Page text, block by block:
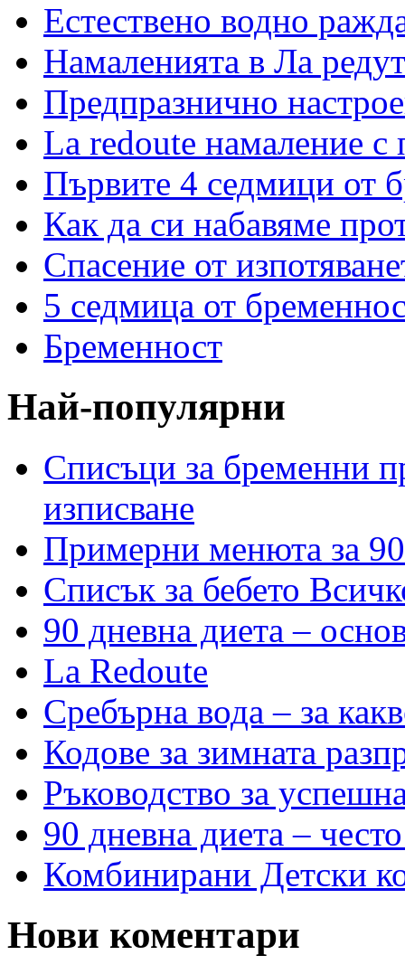
Естествено водно
Намаленията в Ла
Предпразнично
La redoute намаление с
Първите 4 седмици от
Как да си набавяме
Спасение от
5 седмица от
Бременност
Най-популярни
Списъци за бременни
изписване
Примерни менюта за 90
Списък за бебето
90 дневна диета –
La Redoute
Сребърна вода – за
Кодове за зимната
Ръководство за
90 дневна диета –
Комбинирани Детски
Нови коментари